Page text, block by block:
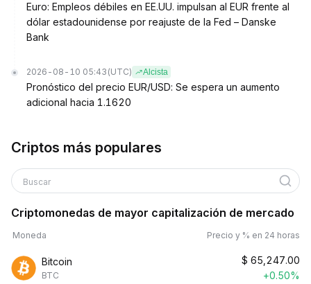
Euro: Empleos débiles en EE.UU. impulsan al EUR frente al
dólar estadounidense por reajuste de la Fed – Danske
Bank
2026-08-10 05:43 (UTC) Alcista
Pronóstico del precio EUR/USD: Se espera un aumento
adicional hacia 1.1620
Criptos más populares
Buscar
Criptomonedas de mayor capitalización de mercado
Moneda Precio y % en 24 horas
Bitcoin
BTC
$ 65,247.00
+0.50%